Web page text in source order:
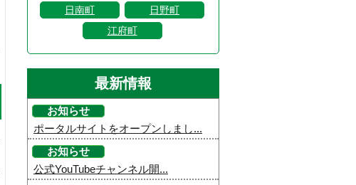
日南町
日野町
江府町
最新情報
お知らせ
ポータルサイトをオープンしまし...
お知らせ
公式YouTubeチャンネル開...